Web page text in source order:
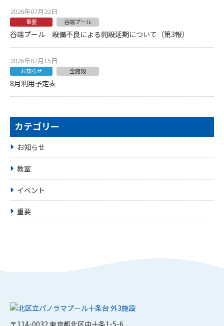
2026年07月22日
重要 谷端プール
谷端プール 設備不良による開設延期について（第3報）
2026年07月15日
お知らせ 全施設
8月利用予定表
カテゴリー
お知らせ
教室
イベント
重要